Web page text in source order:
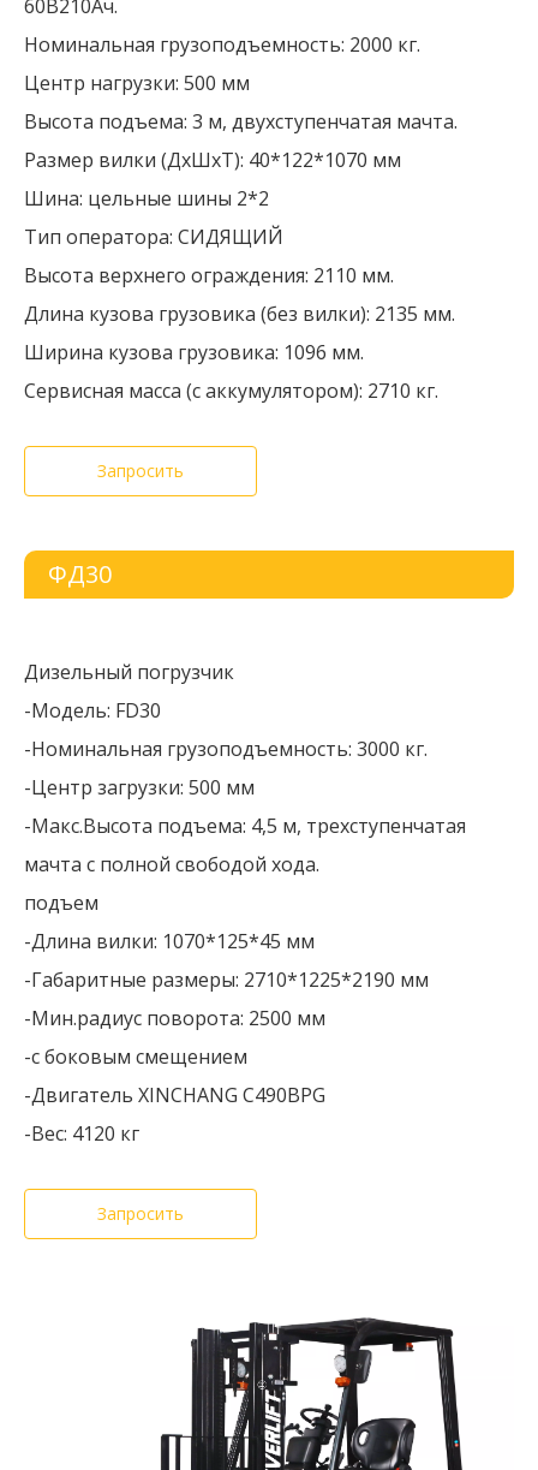
60В210Ач.
Номинальная грузоподъемность: 2000 кг.
Центр нагрузки: 500 мм
Высота подъема: 3 м, двухступенчатая мачта.
Размер вилки (ДхШхТ): 40*122*1070 мм
Шина: цельные шины 2*2
Тип оператора: СИДЯЩИЙ
Высота верхнего ограждения: 2110 мм.
Длина кузова грузовика (без вилки): 2135 мм.
Ширина кузова грузовика: 1096 мм.
Сервисная масса (с аккумулятором): 2710 кг.
Запросить
ФД30
Дизельный погрузчик
-Модель: FD30
-Номинальная грузоподъемность: 3000 кг.
-Центр загрузки: 500 мм
-Макс.Высота подъема: 4,5 м, трехступенчатая
мачта с полной свободой хода.
подъем
-Длина вилки: 1070*125*45 мм
-Габаритные размеры: 2710*1225*2190 мм
-Мин.радиус поворота: 2500 мм
-с боковым смещением
-Двигатель XINCHANG C490BPG
-Вес: 4120 кг
Запросить